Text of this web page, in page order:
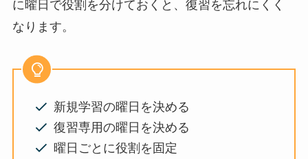
に曜日で役割を分けておくと、復習を忘れにくく
なります。
新規学習の曜日を決める
復習専用の曜日を決める
曜日ごとに役割を固定